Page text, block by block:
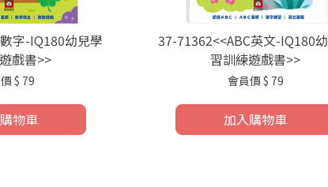
字-IQ180幼兒學
戲書>>
$ 79
物車
37-71362<<ABC英文-IQ180
習訓練遊戲書>>
會員價 $ 79
加入購物車